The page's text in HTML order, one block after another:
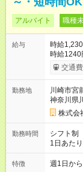
アルバイト 職種
給与
時給
時給1240円～/22
時給1230円 【試用期間】試用期間あり 試用期間
月 雇用
交通
勤務地
川崎市宮
神奈川県
株式会
勤務時間
シフト制
1日あた
日3時間～
ものお迎
特徴 週1日か